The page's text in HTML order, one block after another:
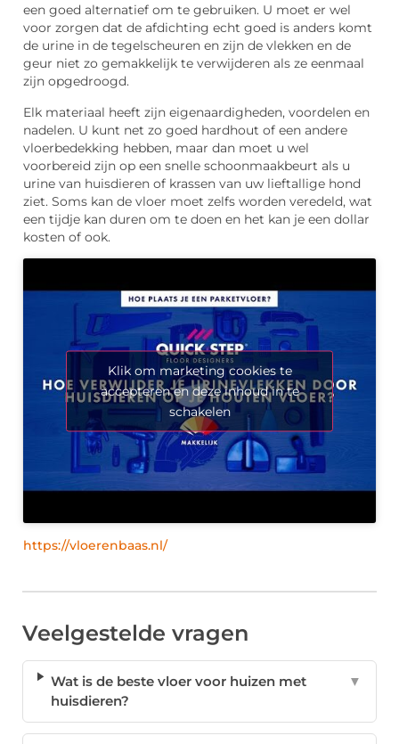
een goed alternatief om te gebruiken. U moet er wel
voor zorgen dat de afdichting echt goed is anders komt
de urine in de tegelscheuren en zijn de vlekken en de
geur niet zo gemakkelijk te verwijderen als ze eenmaal
zijn opgedroogd.
Elk materiaal heeft zijn eigenaardigheden, voordelen en
nadelen. U kunt net zo goed hardhout of een andere
vloerbedekking hebben, maar dan moet u wel
voorbereid zijn op een snelle schoonmaakbeurt als u
urine van huisdieren of krassen van uw lieftallige hond
ziet. Soms kan de vloer moet zelfs worden veredeld, wat
een tijdje kan duren om te doen en het kan je een dollar
kosten of ook.
Klik om marketing cookies te
accepteren en deze inhoud in te
schakelen
https://vloerenbaas.nl/
Veelgestelde vragen
Wat is de beste vloer voor huizen met
huisdieren?
▼